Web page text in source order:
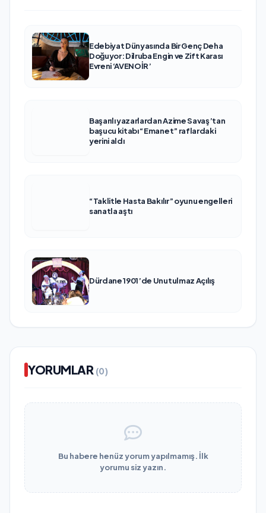
Edebiyat Dünyasında Bir Genç Deha
Doğuyor: Dilruba Engin ve Zift Karası
Evreni ‘AVENOİR’
Başarılı yazarlardan Azime Savaş’tan
başucu kitabı “Emanet” raflardaki
yerini aldı
“Taklitle Hasta Bakılır” oyunu engelleri
sanatla aştı
Dürdane 1901’de Unutulmaz Açılış
YORUMLAR (0)
Bu habere henüz yorum yapılmamış. İlk
yorumu siz yazın.